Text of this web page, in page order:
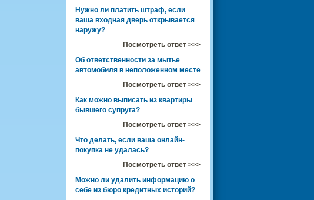
Нужно ли платить штраф, если
ваша входная дверь открывается
наружу?
Посмотреть ответ >>>
Об ответственности за мытье
автомобиля в неположенном месте
Посмотреть ответ >>>
Как можно выписать из квартиры
бывшего супруга?
Посмотреть ответ >>>
Что делать, если ваша онлайн-
покупка не удалась?
Посмотреть ответ >>>
Можно ли удалить информацию о
себе из бюро кредитных историй?